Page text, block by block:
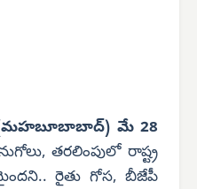
(మహబూబాబాద్) మే 28
తరలింపులో రాష్ట్ర
రైతు గోస, బీజేపీ